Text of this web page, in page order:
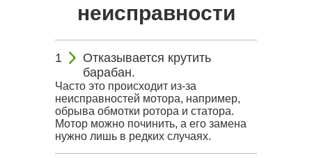
неисправности
Отказывается крутить
барабан.
Часто это происходит из-за
неисправностей мотора, например,
обрыва обмотки ротора и статора.
Мотор можно починить, а его замена
нужно лишь в редких случаях.